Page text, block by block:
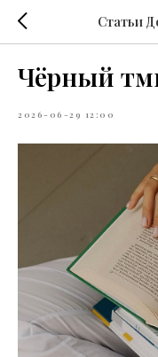
Статьи
Чёрный
2026-06-29 12:00